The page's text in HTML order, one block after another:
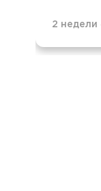
2 недели